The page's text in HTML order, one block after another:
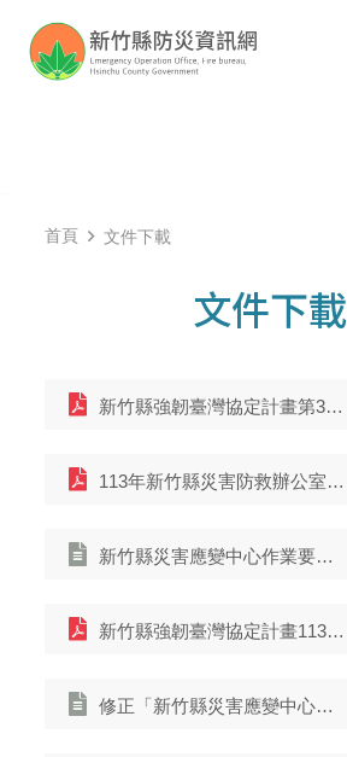
首頁 文件下載
文件下載
新竹縣強韌臺灣協定計畫第3次三方會議簡報 (7598 KB)
113年新竹縣災害防救辦公室第2次定期會議會議資料 (344 KB)
新竹縣災害應變中心作業要點113年修正 (1899 KB)
新竹縣強韌臺灣協定計畫113年第1次三方會議簡報 (3306 KB)
修正「新竹縣災害應變中心作業要點部分條文」 (1476 KB)